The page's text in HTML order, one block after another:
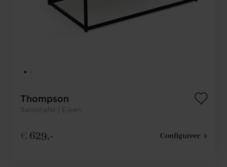
Thompson
Salontafel | Eiken
€ 629,- Configureer